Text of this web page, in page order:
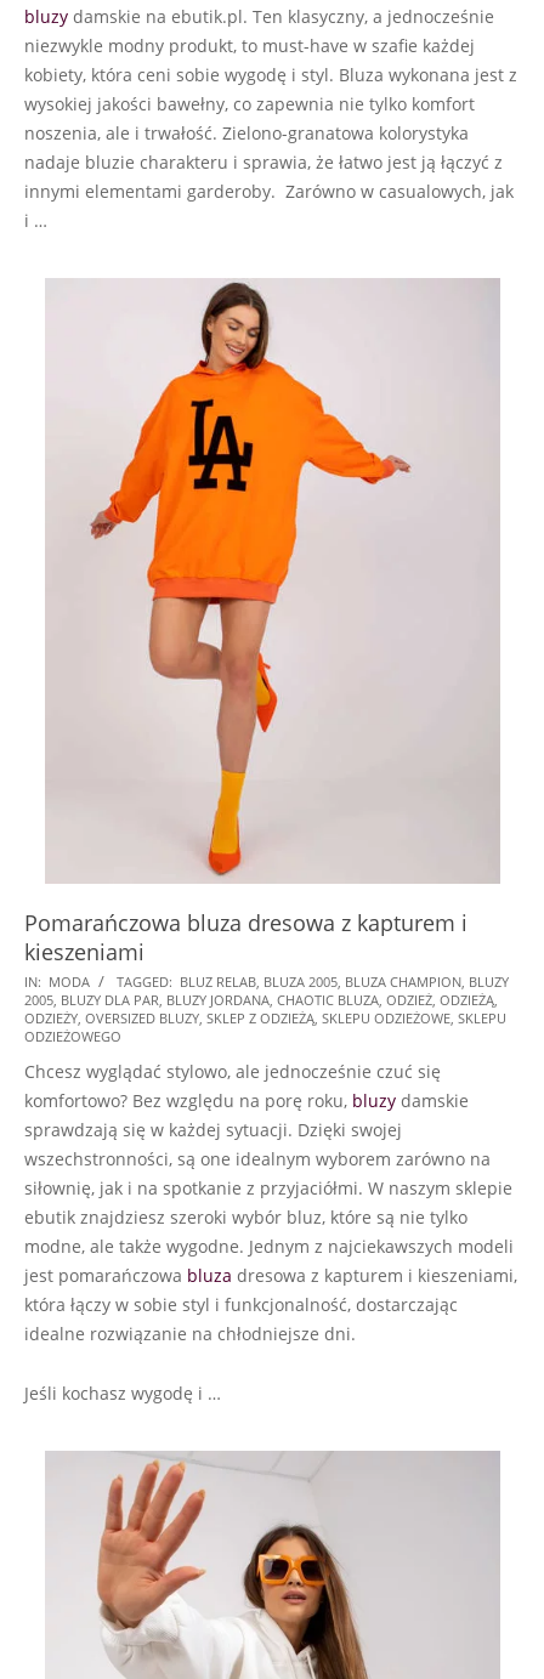
bluzy damskie na ebutik.pl. Ten klasyczny, a jednocześnie
niezwykle modny produkt, to must-have w szafie każdej
kobiety, która ceni sobie wygodę i styl. Bluza wykonana jest z
wysokiej jakości bawełny, co zapewnia nie tylko komfort
noszenia, ale i trwałość. Zielono-granatowa kolorystyka
nadaje bluzie charakteru i sprawia, że łatwo jest ją łączyć z
innymi elementami garderoby. Zarówno w casualowych, jak
i …
Pomarańczowa bluza dresowa z kapturem i
kieszeniami
2024-
07-
21
IN: MODA TAGGED: BLUZ RELAB, BLUZA 2005, BLUZA CHAMPION, BLUZY
2005, BLUZY DLA PAR, BLUZY JORDANA, CHAOTIC BLUZA, ODZIEŻ, ODZIEŻĄ,
ODZIEŻY, OVERSIZED BLUZY, SKLEP Z ODZIEŻĄ, SKLEPU ODZIEŻOWE, SKLEPU
ODZIEŻOWEGO
Chcesz wyglądać stylowo, ale jednocześnie czuć się
komfortowo? Bez względu na porę roku, bluzy damskie
sprawdzają się w każdej sytuacji. Dzięki swojej
wszechstronności, są one idealnym wyborem zarówno na
siłownię, jak i na spotkanie z przyjaciółmi. W naszym sklepie
ebutik znajdziesz szeroki wybór bluz, które są nie tylko
modne, ale także wygodne. Jednym z najciekawszych modeli
jest pomarańczowa bluza dresowa z kapturem i kieszeniami,
która łączy w sobie styl i funkcjonalność, dostarczając
idealne rozwiązanie na chłodniejsze dni.
Jeśli kochasz wygodę i …